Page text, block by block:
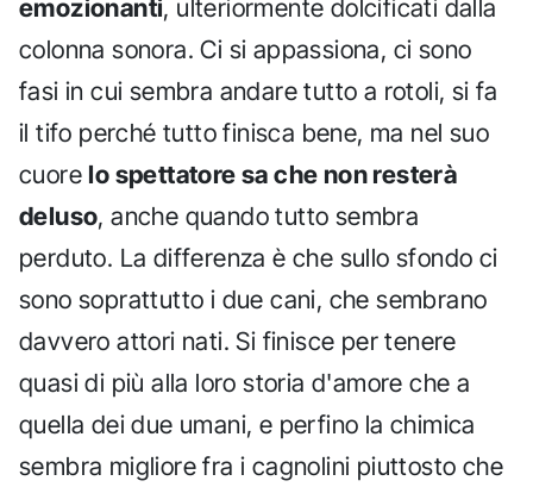
emozionanti, ulteriormente dolcificati dalla
colonna sonora. Ci si appassiona, ci sono
fasi in cui sembra andare tutto a rotoli, si fa
il tifo perché tutto finisca bene, ma nel suo
cuore lo spettatore sa che non resterà
deluso, anche quando tutto sembra
perduto. La differenza è che sullo sfondo ci
sono soprattutto i due cani, che sembrano
davvero attori nati. Si finisce per tenere
quasi di più alla loro storia d'amore che a
quella dei due umani, e perfino la chimica
sembra migliore fra i cagnolini piuttosto che